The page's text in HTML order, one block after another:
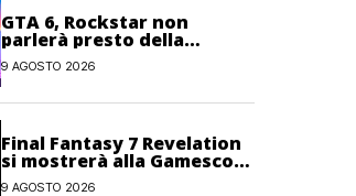
GTA 6, Rockstar non
parlerà presto della
modalità Online: priorità al
single-player
9 AGOSTO 2026
Final Fantasy 7 Revelation
si mostrerà alla Gamescom
Opening Night Live
9 AGOSTO 2026